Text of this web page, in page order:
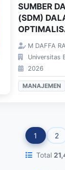
SUMBER
(SDM)
M DAFFA
Universitas
2026
MANAJEMEN
1 2
Total